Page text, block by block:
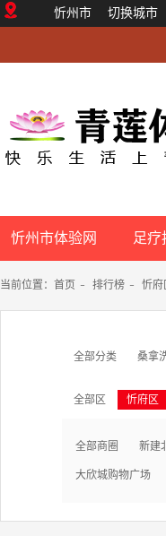
忻州市 切换城市
忻州市体验网 足疗
当前位置： 首页 - 排行榜 - 忻府
全部分类 桑拿
全部区 忻府区
全部商圈 新建
大欣城购物广场